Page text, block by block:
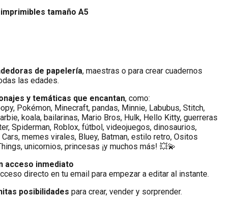
tamaño A5
de papelería, maestras o para crear cuadernos
las edades.
y temáticas que encantan, como:
Pokémon, Minecraft, pandas, Minnie, Labubus, Stitch,
koala, bailarinas, Mario Bros, Hulk, Hello Kitty, guerreras
Spiderman, Roblox, fútbol, videojuegos, dinosaurios,
Cars, memes virales, Bluey, Batman, estilo retro, Ositos
unicornios, princesas ¡y muchos más! 💥💫
acceso inmediato
directo en tu email para empezar a editar al instante.
posibilidades para crear, vender y sorprender.